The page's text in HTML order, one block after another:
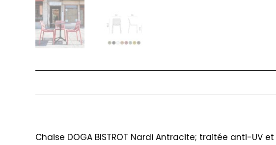
Chaise DOGA BISTROT Nardi Antracite; traitée anti-